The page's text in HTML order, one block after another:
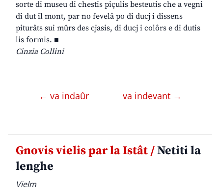
sorte di museu di chestis piçulis besteutis che a vegni
di dut il mont, par no fevelâ po di ducj i dissens
piturâts sui mûrs des cjasis, di ducj i colôrs e di dutis
lis formis. ■
Cinzia Collini
← va indaûr va indevant →
Gnovis vielis par la Istât /Netiti la
lenghe
Vielm